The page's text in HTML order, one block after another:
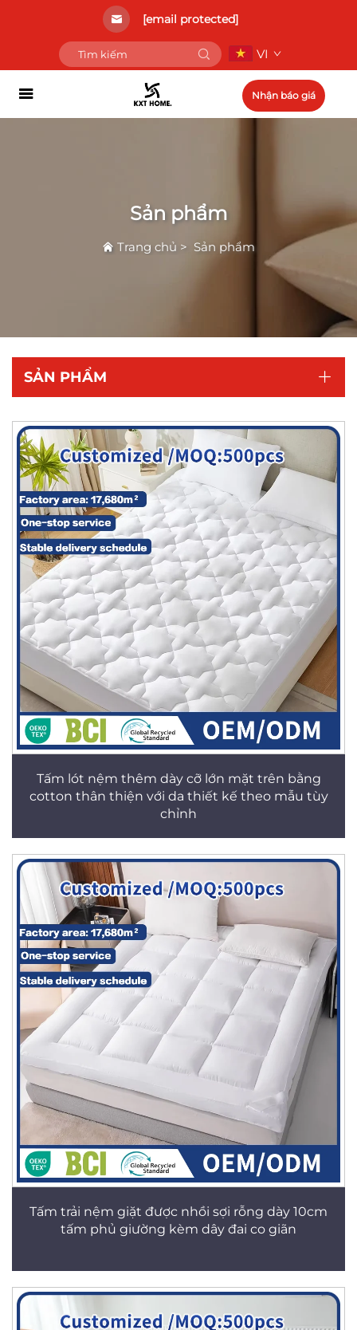
[email protected]
VI
Nhận báo giá
Sản phẩm
Trang chủ > Sản phẩm
SẢN PHẨM
Tấm lót nệm thêm dày cỡ lớn mặt trên bằng
cotton thân thiện với da thiết kế theo mẫu tùy
chỉnh
Tấm trải nệm giặt được nhồi sợi rỗng dày 10cm
tấm phủ giường kèm dây đai co giãn